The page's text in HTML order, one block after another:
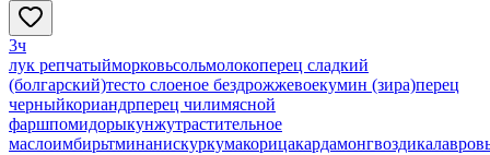
3ч
лук репчатыйморковьсольмолокоперец сладкий
(болгарский)тесто слоеное бездрожжевоекумин (зира)перец
черныйкориандрперец чилимясной
фаршпомидорыкунжутрастительное
маслоимбирьтминанискуркумакорицакардамонгвоздика